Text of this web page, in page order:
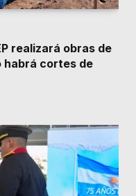
realizará obras de
habrá cortes de